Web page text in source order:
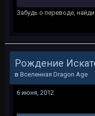
Забудь о переводе,
в Вселенная Dragon Age
6 июня, 2012